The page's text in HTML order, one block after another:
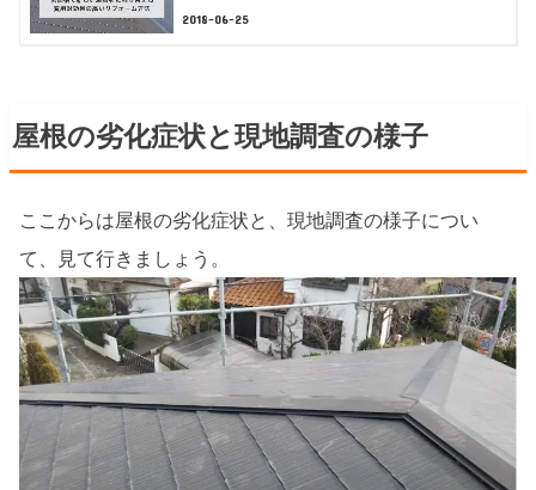
2018-06-25
屋根の劣化症状と現地調査の様子
ここからは屋根の劣化症状と、現地調査の様子につい
て、見て行きましょう。